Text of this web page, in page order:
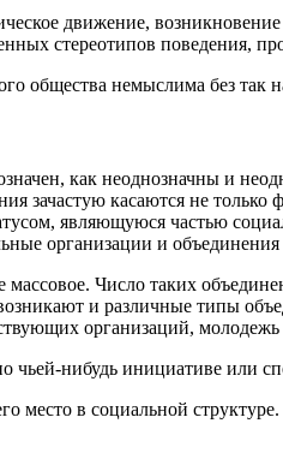
движение,
стереотипов поведения,
общества немыслима без
как неоднозначны и
зачастую касаются не
являющуюся частью
организации и объединения
Число таких объединений
и различные типы
организаций,
чьей-нибудь инициативе или
место в социальной